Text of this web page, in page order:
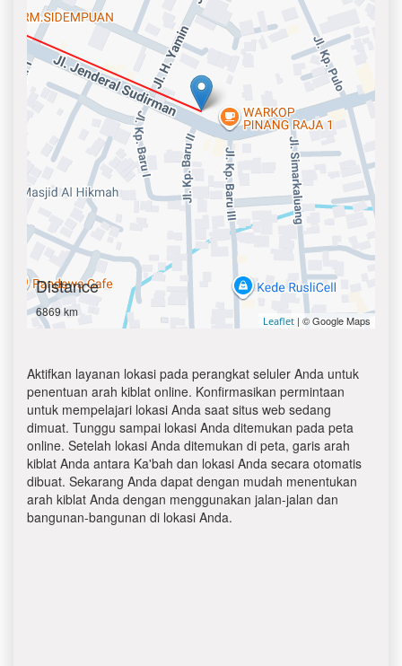
Distance
6869 km
Leaflet | © Google Maps
Aktifkan layanan lokasi pada perangkat seluler Anda untuk
penentuan arah kiblat online. Konfirmasikan permintaan
untuk mempelajari lokasi Anda saat situs web sedang
dimuat. Tunggu sampai lokasi Anda ditemukan pada peta
online. Setelah lokasi Anda ditemukan di peta, garis arah
kiblat Anda antara Ka'bah dan lokasi Anda secara otomatis
dibuat. Sekarang Anda dapat dengan mudah menentukan
arah kiblat Anda dengan menggunakan jalan-jalan dan
bangunan-bangunan di lokasi Anda.